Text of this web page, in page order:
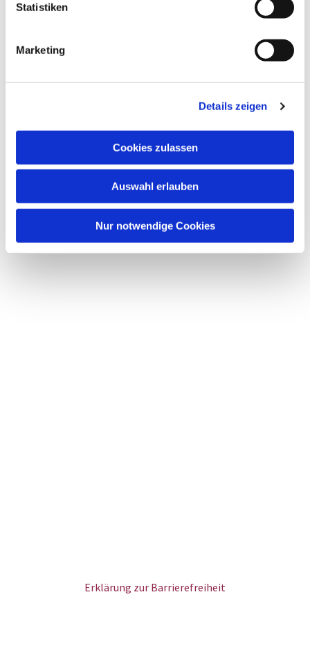
Statistiken
Marketing
Details zeigen
Cookies zulassen
Auswahl erlauben
Nur notwendige Cookies
interessieren
Erklärung zur Barrierefreiheit